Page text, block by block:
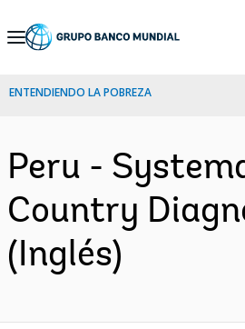
Skip
Navigation
ENTENDIENDO LA POBREZA
Peru -
Country
(Inglés)